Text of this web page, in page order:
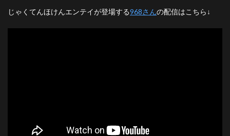
じゃくてんほけんエンテイが登場する968さんの配信はこちら↓